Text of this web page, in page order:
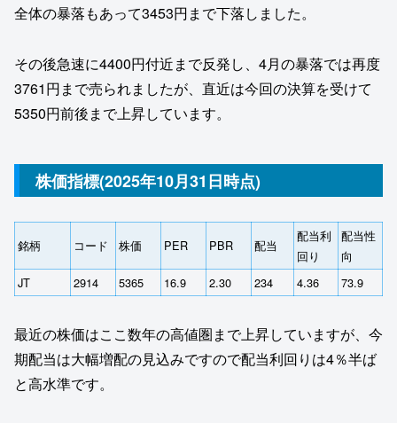
全体の暴落もあって3453円まで下落しました。
その後急速に4400円付近まで反発し、4月の暴落では再度
3761円まで売られましたが、直近は今回の決算を受けて
5350円前後まで上昇しています。
株価指標(2025年10月31日時点)
銘柄 コード 株価 PER PBR 配当
配当利
回り
配当性
向
JT
2914 5365 16.9 2.30 234 4.36 73.9
最近の株価はここ数年の高値圏まで上昇していますが、今
期配当は大幅増配の見込みですので配当利回りは4％半ば
と高水準です。